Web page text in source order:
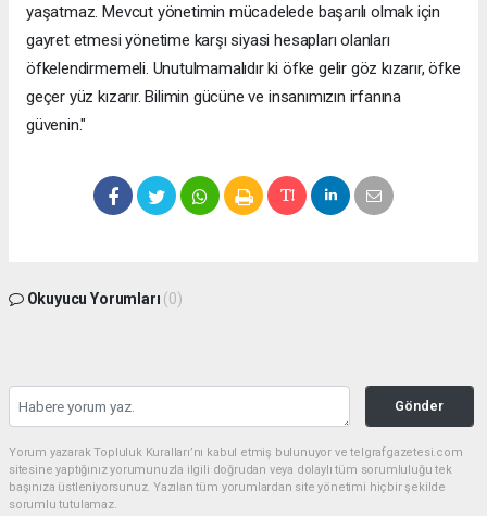
yaşatmaz. Mevcut yönetimin mücadelede başarılı olmak için
gayret etmesi yönetime karşı siyasi hesapları olanları
öfkelendirmemeli. Unutulmamalıdır ki öfke gelir göz kızarır, öfke
geçer yüz kızarır. Bilimin gücüne ve insanımızın irfanına
güvenin."
Okuyucu Yorumları (0)
Gönder
Yorum yazarak Topluluk Kuralları’nı kabul etmiş bulunuyor ve telgrafgazetesi.com
sitesine yaptığınız yorumunuzla ilgili doğrudan veya dolaylı tüm sorumluluğu tek
başınıza üstleniyorsunuz. Yazılan tüm yorumlardan site yönetimi hiçbir şekilde
sorumlu tutulamaz.